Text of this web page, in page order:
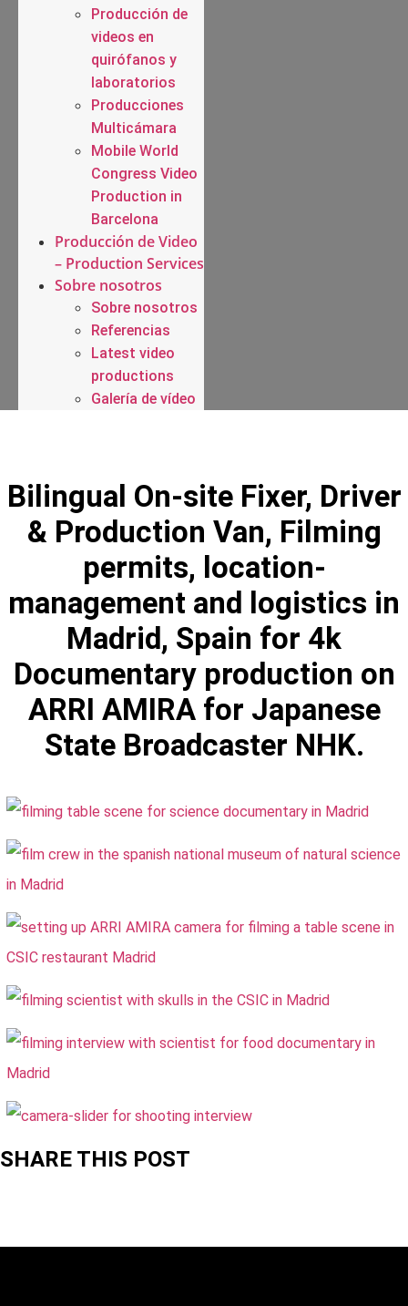
Producción de
videos en
quirófanos y
laboratorios
Producciones
Multicámara
Mobile World
Congress Video
Production in
Barcelona
Producción de Video
– Production Services
Sobre nosotros
Sobre nosotros
Referencias
Latest video
productions
Galería de vídeo
Bilingual On-site Fixer, Driver
& Production Van, Filming
permits, location-
management and logistics in
Madrid, Spain for 4k
Documentary production on
ARRI AMIRA for Japanese
State Broadcaster NHK.
SHARE THIS POST